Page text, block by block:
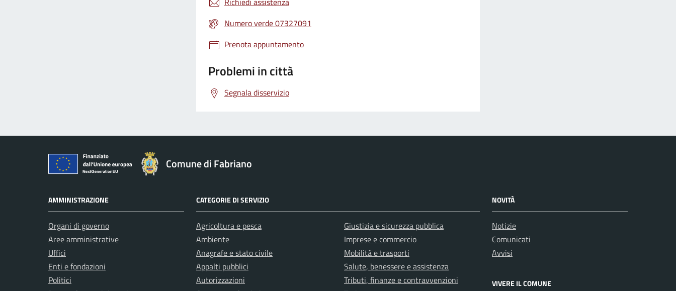
Numero verde 07327091
Prenota appuntamento
Problemi in città
Segnala disservizio
Comune di Fabriano
AMMINISTRAZIONE
Organi di governo
Aree amministrative
Uffici
Enti e fondazioni
Politici
CATEGORIE DI SERVIZIO
Agricoltura e pesca
Ambiente
Anagrafe e stato civile
Appalti pubblici
Autorizzazioni
Giustizia e sicurezza pubblica
Imprese e commercio
Mobilità e trasporti
Salute, benessere e assistenza
Tributi, finanze e contravvenzioni
NOVITÀ
Notizie
Comunicati
Avvisi
VIVERE IL COMUNE